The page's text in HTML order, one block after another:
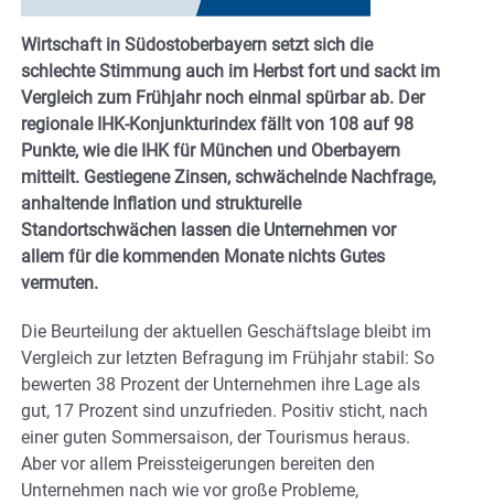
Wirtschaft in Südostoberbayern setzt sich die
schlechte Stimmung auch im Herbst fort und sackt im
Vergleich zum Frühjahr noch einmal spürbar ab. Der
regionale IHK-Konjunkturindex fällt von 108 auf 98
Punkte, wie die IHK für München und Oberbayern
mitteilt. Gestiegene Zinsen, schwächelnde Nachfrage,
anhaltende Inflation und strukturelle
Standortschwächen lassen die Unternehmen vor
allem für die kommenden Monate nichts Gutes
vermuten.
Die Beurteilung der aktuellen Geschäftslage bleibt im
Vergleich zur letzten Befragung im Frühjahr stabil: So
bewerten 38 Prozent der Unternehmen ihre Lage als
gut, 17 Prozent sind unzufrieden. Positiv sticht, nach
einer guten Sommersaison, der Tourismus heraus.
Aber vor allem Preissteigerungen bereiten den
Unternehmen nach wie vor große Probleme,